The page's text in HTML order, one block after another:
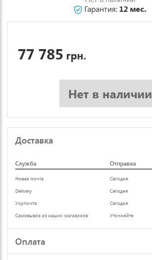
Гарантия: 12 мес.
77 785 грн.
Нет в наличии
Доставка
Служба Отправка
Новая почта Сегодня
Delivery
Сегодня
Укрпочта
Сегодня
Самовывоз из наших магазинов
Уточняйте
Оплата